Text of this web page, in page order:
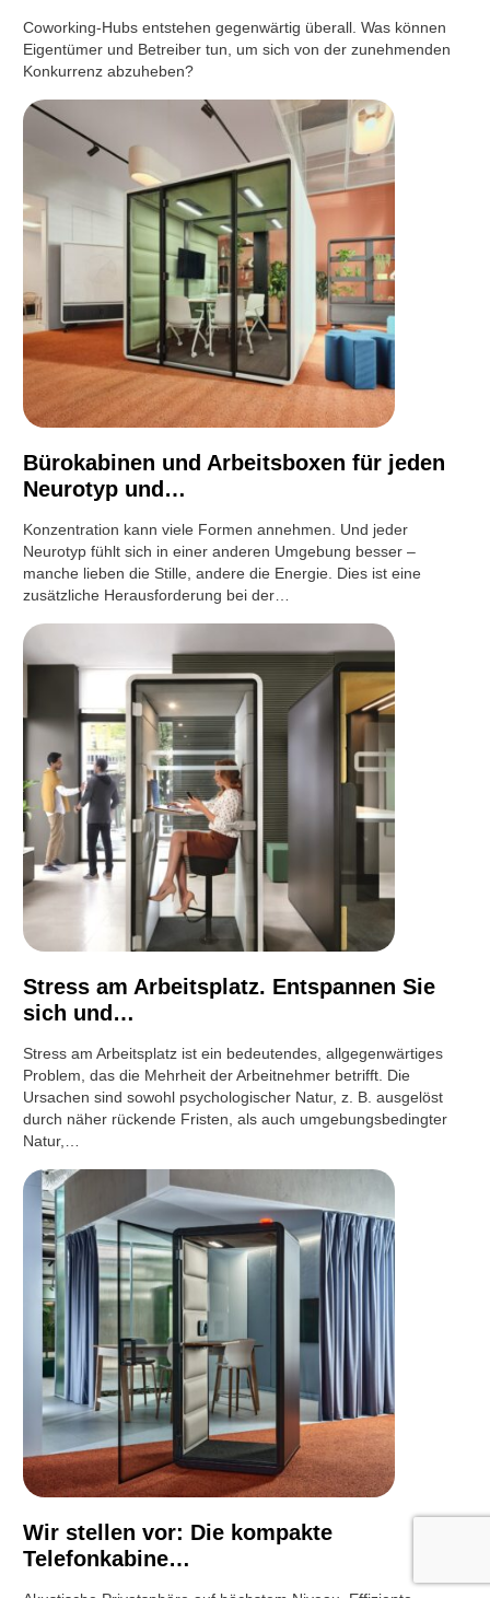
Coworking-Hubs entstehen gegenwärtig überall. Was können
Eigentümer und Betreiber tun, um sich von der zunehmenden
Konkurrenz abzuheben?
Bürokabinen und Arbeitsboxen für jeden
Neurotyp und…
Konzentration kann viele Formen annehmen. Und jeder
Neurotyp fühlt sich in einer anderen Umgebung besser –
manche lieben die Stille, andere die Energie. Dies ist eine
zusätzliche Herausforderung bei der…
Stress am Arbeitsplatz. Entspannen Sie
sich und…
Stress am Arbeitsplatz ist ein bedeutendes, allgegenwärtiges
Problem, das die Mehrheit der Arbeitnehmer betrifft. Die
Ursachen sind sowohl psychologischer Natur, z. B. ausgelöst
durch näher rückende Fristen, als auch umgebungsbedingter
Natur,…
Wir stellen vor: Die kompakte
Telefonkabine…